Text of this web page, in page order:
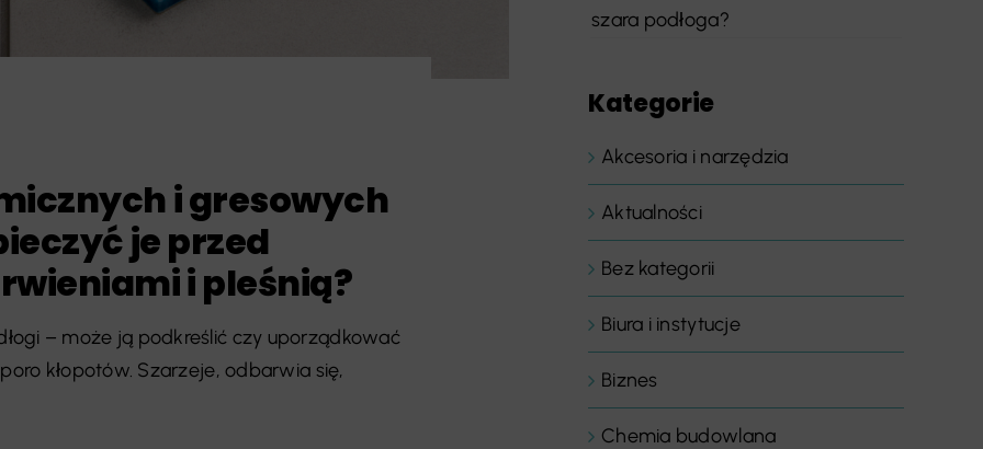
i gresowych
je przed
i pleśnią?
– może ją podkreślić czy uporządkować
kłopotów. Szarzeje, odbarwia się,
szara podłoga?
Kategorie
Akcesoria i narzędzia
Aktualności
Bez kategorii
Biura i instytucje
Biznes
Chemia budowlana